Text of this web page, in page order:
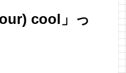
cool」っ